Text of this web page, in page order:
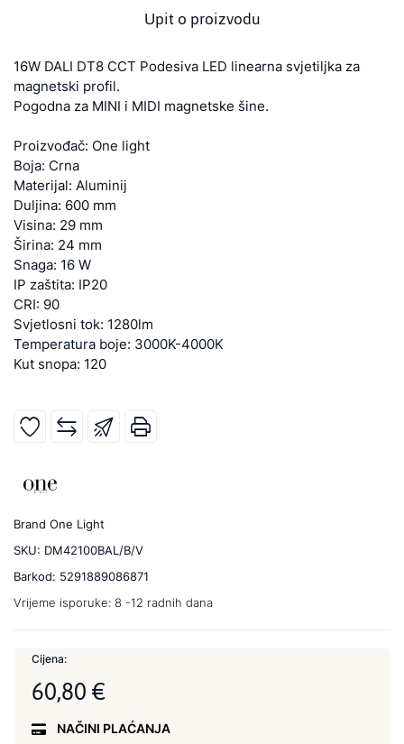
Upit o proizvodu
16W DALI DT8 CCT Podesiva LED linearna svjetiljka za
magnetski profil.
Pogodna za MINI i MIDI magnetske šine.
Proizvođač: One light
Boja: Crna
Materijal: Aluminij
Duljina: 600 mm
Visina: 29 mm
Širina: 24 mm
Snaga: 16 W
IP zaštita: IP20
CRI: 90
Svjetlosni tok: 1280lm
Temperatura boje: 3000K-4000K
Kut snopa: 120
Brand One Light
SKU: DM42100BAL/B/V
Barkod: 5291889086871
Vrijeme isporuke: 8 -12 radnih dana
Cijena:
60,80 €
NAČINI PLAĆANJA